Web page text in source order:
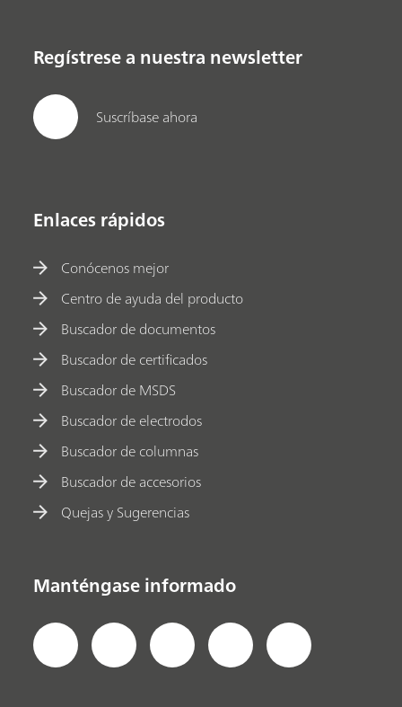
Regístrese a nuestra newsletter
Suscríbase ahora
Enlaces rápidos
Conócenos mejor
Centro de ayuda del producto
Buscador de documentos
Buscador de certificados
Buscador de MSDS
Buscador de electrodos
Buscador de columnas
Buscador de accesorios
Quejas y Sugerencias
Manténgase informado